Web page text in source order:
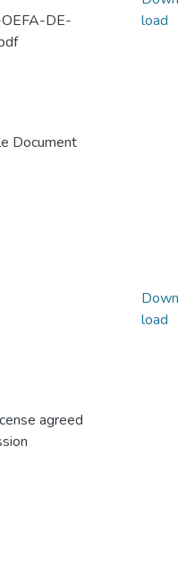
DE-
Document
load
agreed
Down
load